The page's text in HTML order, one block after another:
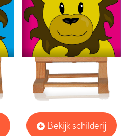
Bekijk schilderij